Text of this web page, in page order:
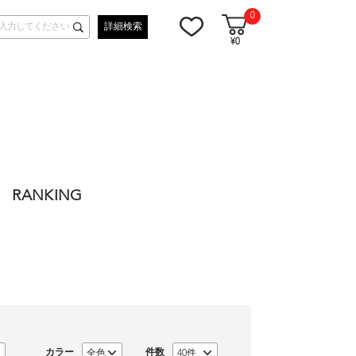
詳細検索
0
¥0
RANKING
カラー 件数